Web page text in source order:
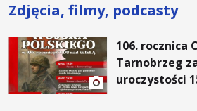
Zdjęcia, filmy, podcasty
106. rocznica
Tarnobrzeg
uroczystości